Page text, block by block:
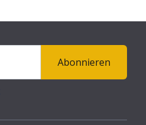
Abonnieren